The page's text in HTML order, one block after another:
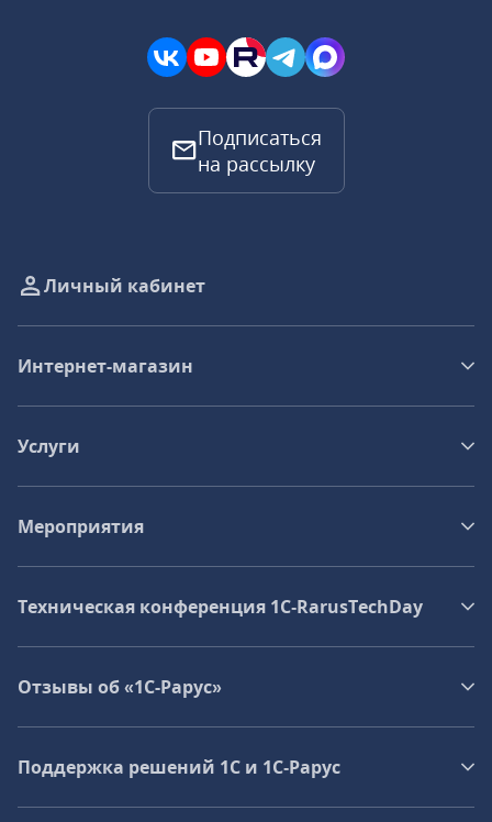
Подписаться
на рассылку
Личный кабинет
Интернет-магазин
Услуги
Мероприятия
Техническая конференция 1C‑RarusTechDay
Отзывы об «1С-Рарус»
Поддержка решений 1С и 1С‑Рарус